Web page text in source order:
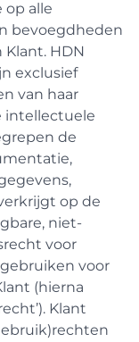
op alle
bevoegdheden
HDN
exclusief
van haar
intellectuele
de
op de
niet-
voor
voor
(hierna
Klant